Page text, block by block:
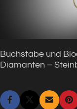
Buchstabe und
Diamanten –